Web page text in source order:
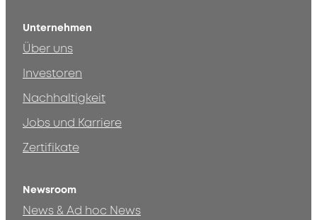
Unternehmen
Über uns
Investoren
Nachhaltigkeit
Jobs und Karriere
Zertifikate
Newsroom
News & Ad hoc News